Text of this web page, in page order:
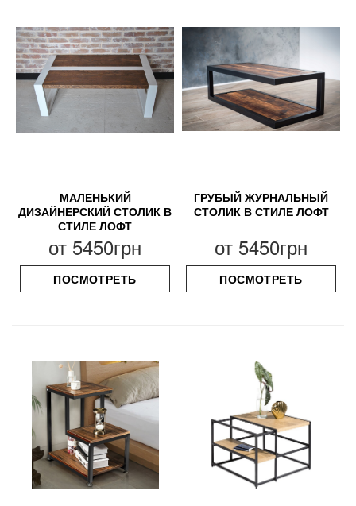
МАЛЕНЬКИЙ
ДИЗАЙНЕРСКИЙ СТОЛИК В
СТИЛЕ ЛОФТ
от 5450грн
ПОСМОТРЕТЬ
ГРУБЫЙ ЖУРНАЛЬНЫЙ
СТОЛИК В СТИЛЕ ЛОФТ
от 5450грн
ПОСМОТРЕТЬ